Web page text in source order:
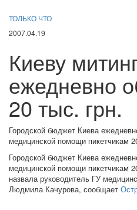
ТОЛЬКО ЧТО
2007.04.19
Киеву
ежедневно
20 тыс. грн.
Городской бюджет Киева
медицинской помощи пикетчикам
Городской бюджет Киева
медицинской помощи пикетчикам
назвала руководитель ГУ
Людмила Качурова, сообщает